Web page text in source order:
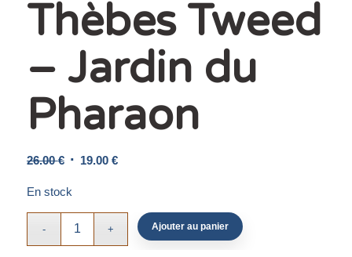
Thèbes Tweed
– Jardin du
Pharaon
26.00€ Le
initial
était :
26.00 €.
19.00 €Le
est :
19.00 €.
En stock
Ajouter au panier